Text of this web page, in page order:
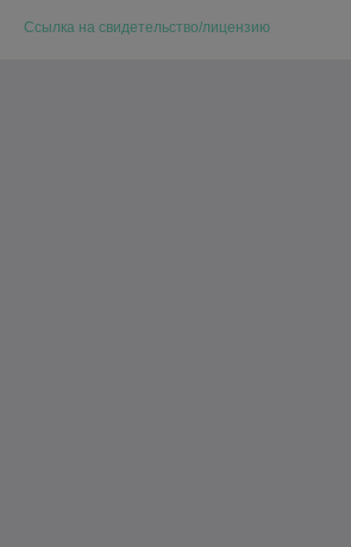
Ссылка на свидетельство/лицензию